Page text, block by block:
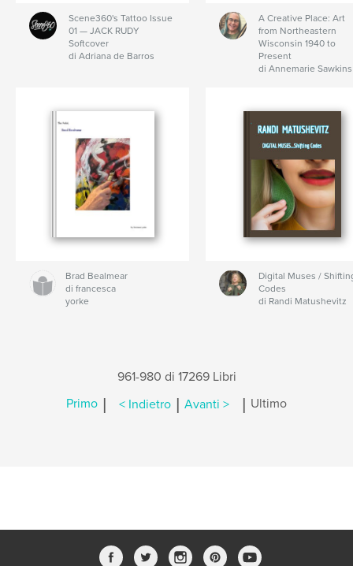
Scene360's Tattoo Issue
01 — JACK RUDY
Softcover
di Adriana de Barros
A Creative Place: Art
from Northeastern
Wisconsin 1940 to
Present
di Annemarie Sawkins
Brad Bealmear
di francesca
yorke
Digital Muses /
Codes
di Randi Matushevitz
961-980 di 17269 Libri
Primo | < Indietro | Avanti > | Ultimo